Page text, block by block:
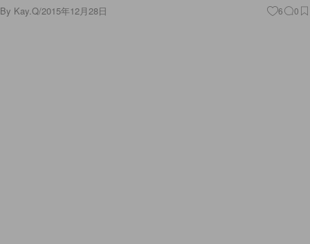
By Kay.Q/2015年12月28日 6 0